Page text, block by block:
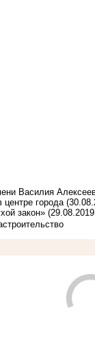
Василия
города
закон»
строительство